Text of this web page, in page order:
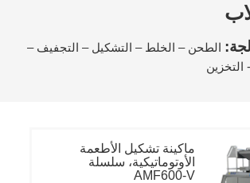
الطحن – الخلط – التشكيل – التجفيف –
التخزين
ماكينة تشكيل الأطعمة
الأوتوماتيكية، سلسلة
AMF600-V